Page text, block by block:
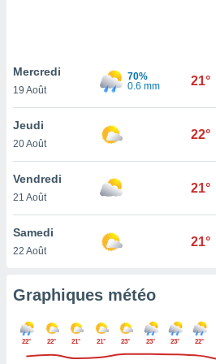
pas
de
cas,
que
sur le
et que
ne
Mercredi
19 Août
70%
0.6 mm
21°
Jeudi
20 Août
22°
Vendredi
21 Août
21°
Samedi
22 Août
21°
Graphiques météo
22° 22° 21° 21° 23° 23° 23° 22°